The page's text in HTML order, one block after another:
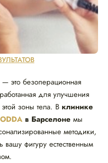
это безоперационная
для улучшения
зоны тела. В клинике
ODDAв Барселоне мы
методики,
вашу фигуру естественным